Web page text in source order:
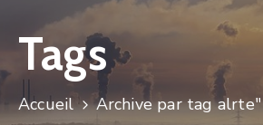
Manifestations
Vie
Municipale
Tags
Accueil Archive par tag alrte"